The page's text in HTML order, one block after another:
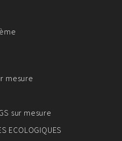
mesure
sur mesure
ECOLOGIQUES